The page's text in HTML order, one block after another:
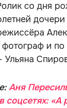
со дня
и по
Ульяна
Аня
соцсетях: «А